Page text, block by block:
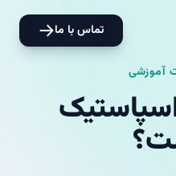
تماس با ما
آموزشی